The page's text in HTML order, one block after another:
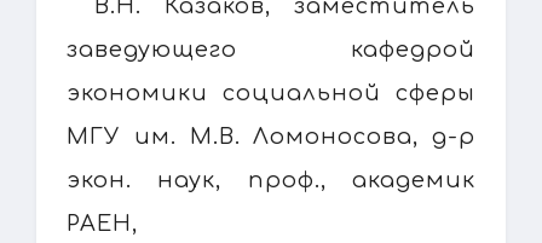
В.Н. Казаков, заместитель
заведующего кафедрой
экономики социальной сферы
МГУ им. М.В. Ломоносова, д-р
экон. наук, проф., академик
РАЕН,